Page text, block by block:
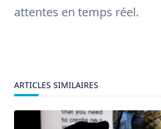
attentes en temps réel.
ARTICLES SIMILAIRES